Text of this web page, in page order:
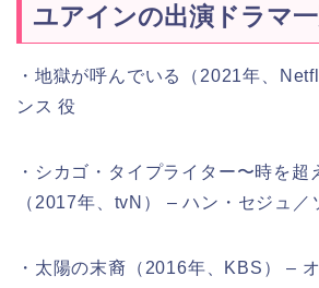
ユアインの出演ドラマ
・地獄が呼んでいる（2021年、
ンス 役
・シカゴ・タイプライター〜時を超
（2017年、tvN） – ハン・セジュ／
・太陽の末裔（2016年、KBS） –